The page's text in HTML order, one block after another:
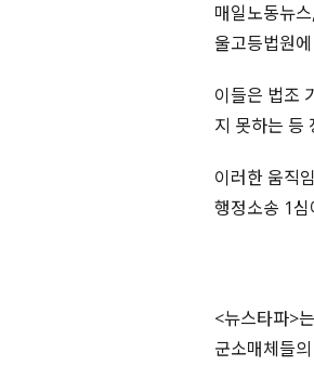
매일노동뉴
울고등법원
이들은 법조
지 못하는 등
이러한 움직
행정소송 1
<뉴스타파>
군소매체들